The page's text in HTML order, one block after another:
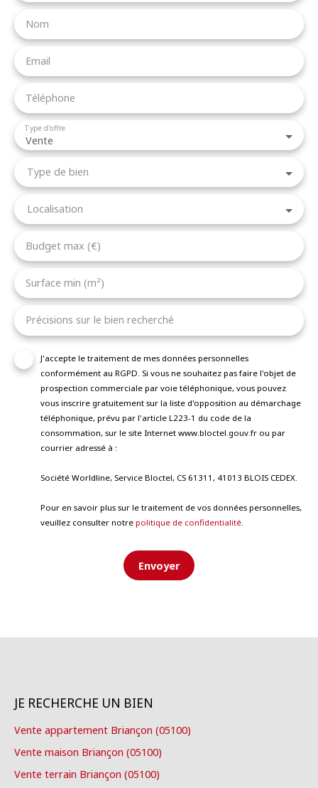
Nom
Email
Téléphone
Vente
Type d'offre
Type de bien
Localisation
Budget max (€)
Surface min (m²)
Précisions sur le bien recherché
J'accepte le traitement de mes données personnelles
conformément au RGPD. Si vous ne souhaitez pas faire l'objet de
prospection commerciale par voie téléphonique, vous pouvez
vous inscrire gratuitement sur la liste d'opposition au démarchage
téléphonique, prévu par l'article L223-1 du code de la
consommation, sur le site Internet www.bloctel.gouv.fr ou par
courrier adressé à :
Société Worldline, Service Bloctel, CS 61311, 41013 BLOIS CEDEX.
Pour en savoir plus sur le traitement de vos données personnelles,
veuillez consulter notre politique de confidentialité.
Envoyer
JE RECHERCHE UN BIEN
Vente appartement Briançon (05100)
Vente maison Briançon (05100)
Vente terrain Briançon (05100)